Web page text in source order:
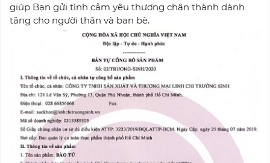
giúp Bạn gửi tình cảm yêu thương chân thành dành
tặng cho người thân và bạn bè.